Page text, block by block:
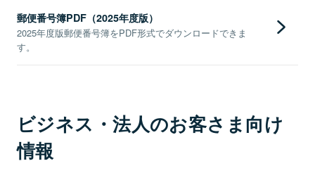
郵便番号簿PDF（2025年度版）
2025年度版郵便番号簿をPDF形式でダウンロードできま
す。
ビジネス・法人のお客さま向け
情報